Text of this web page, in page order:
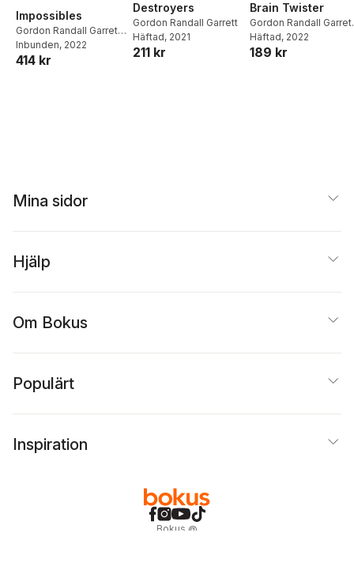
Impossibles
Gordon Randall Garrett ,
Laurence Mark Janifer
Inbunden, 2022
414 kr
Destroyers
Gordon Randall Garrett
Häftad, 2021
211 kr
Brain Twister
Gordon Randall Garrett
Laurence Mark Janifer
Häftad, 2022
189 kr
Mina sidor
Hjälp
Om Bokus
Populärt
Inspiration
Bokus @